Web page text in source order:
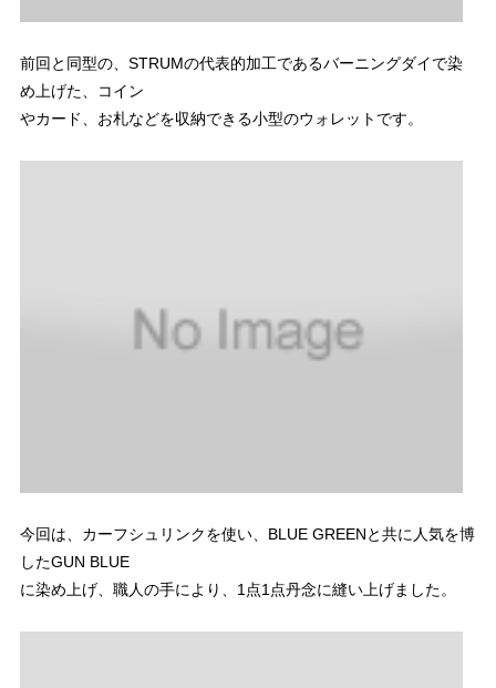
前回と同型の、STRUMの代表的加工であるバーニングダイで染
め上げた、コイン
やカード、お札などを収納できる小型のウォレットです。
今回は、カーフシュリンクを使い、BLUE GREENと共に人気を博
したGUN BLUE
に染め上げ、職人の手により、1点1点丹念に縫い上げました。